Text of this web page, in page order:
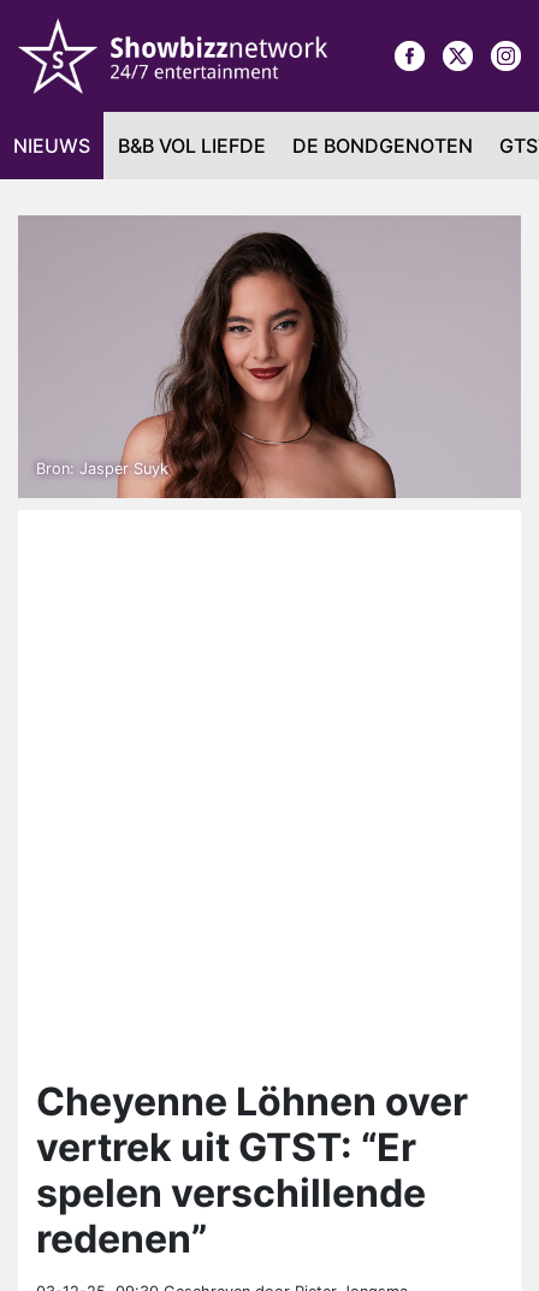
NIEUWS B&B VOL LIEFDE DE BONDGENOTEN
Bron: Jasper Suyk
Cheyenne Löhnen over
vertrek uit GTST: “Er
spelen verschillende
redenen”